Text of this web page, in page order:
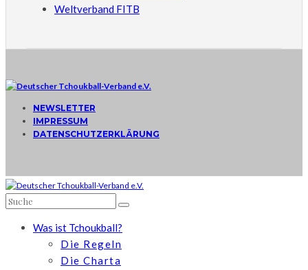
Weltverband FITB
NEWSLETTER
IMPRESSUM
DATENSCHUTZERKLÄRUNG
Was ist Tchoukball?
Die Regeln
Die Charta